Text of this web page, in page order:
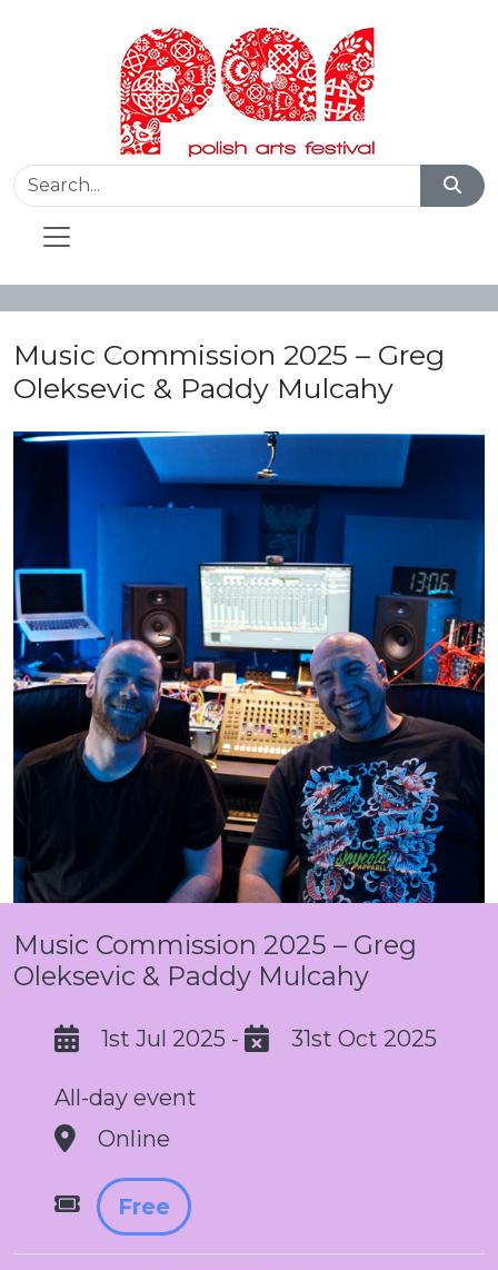
Music Commission 2025 – Greg
Oleksevic & Paddy Mulcahy
Music Commission 2025 – Greg
Oleksevic & Paddy Mulcahy
1st Jul 2025 - 31st Oct 2025
All-day event
Online
Free